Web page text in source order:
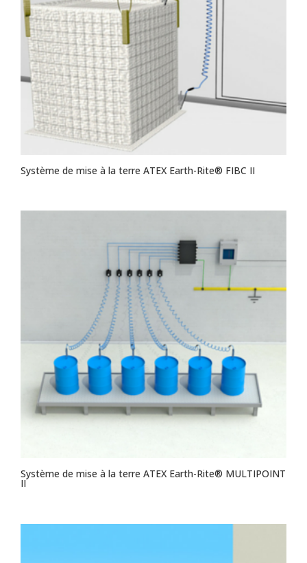
Système de mise à la terre ATEX Earth-Rite® FIBC II
Système de mise à la terre ATEX Earth-Rite® MULTIPOINT
II